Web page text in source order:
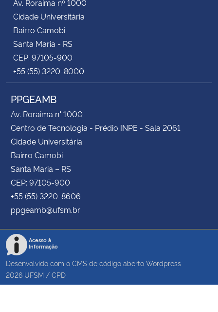
Av. Roraima nº 1000
Cidade Universitária
Bairro Camobi
Santa Maria - RS
CEP: 97105-900
+55 (55) 3220-8000
PPGEAMB
Av. Roraima n° 1000
Centro de Tecnologia - Prédio INPE - Sala 2061
Cidade Universitária
Bairro Camobi
Santa Maria – RS
CEP: 97105-900
+55 (55) 3220-8606
ppgeamb@ufsm.br
Acesso à
Informação
Desenvolvido com o CMS de código aberto Wordpress
2026 UFSM / CPD